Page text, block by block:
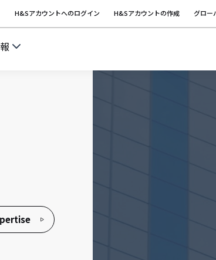
H&Sアカウントへのログイン H&Sアカウントの作成 グロー